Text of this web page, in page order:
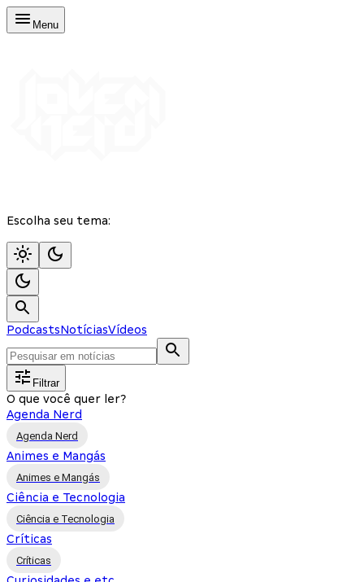
Menu
Escolha seu tema:
PodcastsNotíciasVídeos
Filtrar
O que você quer ler?
Agenda Nerd
Agenda Nerd
Animes e Mangás
Animes e Mangás
Ciência e Tecnologia
Ciência e Tecnologia
Críticas
Críticas